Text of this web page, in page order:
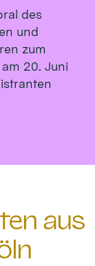
des
und
zum
20. Juni
aus